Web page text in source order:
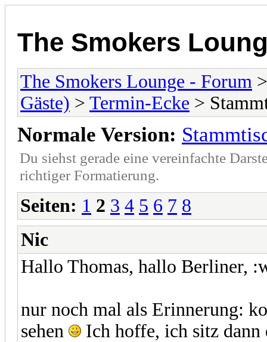
The Smokers
The Smokers Lounge - Forum
Gäste) > Termin-Ecke >
Normale Version:
Du siehst gerade eine vereinfachte
richtiger Formatierung.
Seiten: 1 2 3 4 5 6 7 8
Nic
Hallo Thomas, hallo Berliner,
nur noch mal als Erinnerung:
sehen
Ich hoffe, ich sitz